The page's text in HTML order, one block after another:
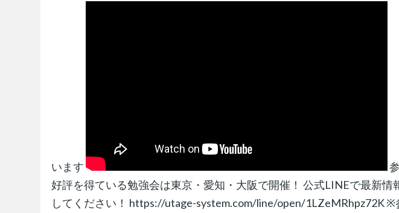
います
好評を得ている勉強会は東京・愛知・大阪で開催！ 公式LINEで最新情
してください！ https://utage-system.com/line/open/1LZeMRhpz72K